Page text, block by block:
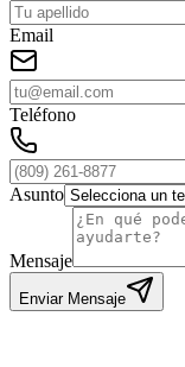
Email
Teléfono
Asunto
Mensaje
Enviar Mensaje